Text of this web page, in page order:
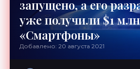
запущено, а его
уже получили $1
«Смартфоны»
Добавлено: 20 августа 2021